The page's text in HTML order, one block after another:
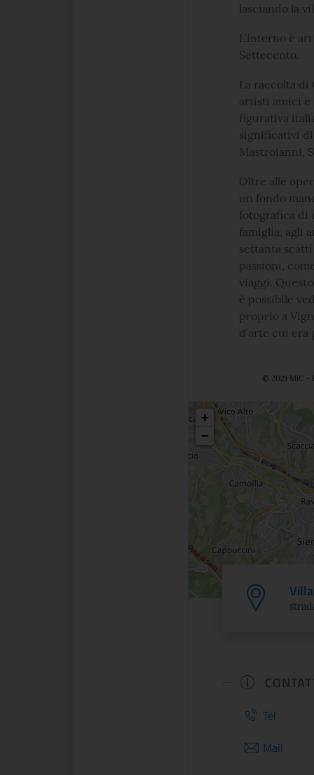
lasciando la
L’interno è
Settecento.
La raccolta di
artisti amici e
figurativa
significativi di
Mastroianni,
Oltre alle
un fondo
fotografica di
famiglia, agli
settanta
passioni,
viaggi.
è possibile
proprio a
d’arte cui era
© 2021 MiC -
+
−
Tel
Mail